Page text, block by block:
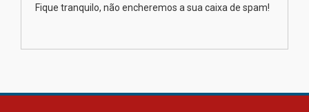
Agronegócio 2026
Fique tranquilo, não encheremos a sua caixa de spam!